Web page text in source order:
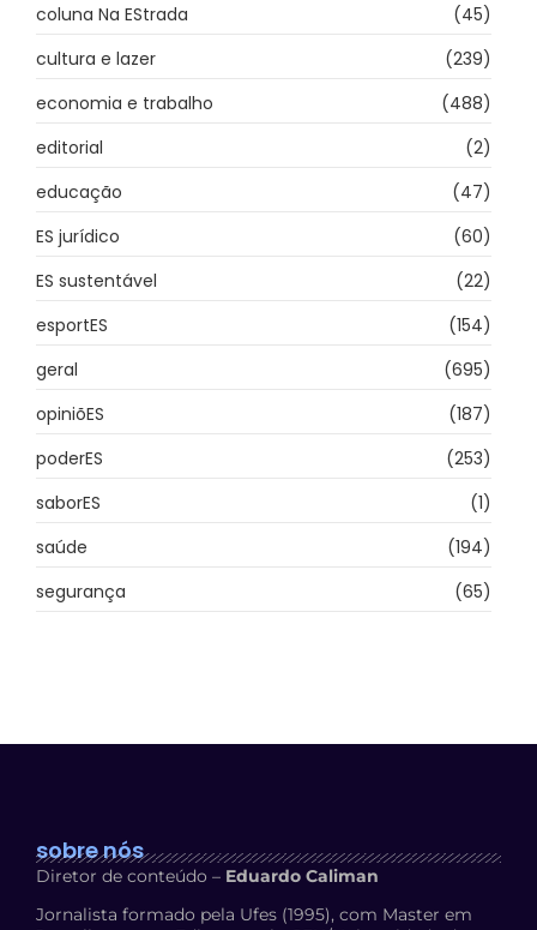
coluna Na EStrada
(45)
cultura e lazer
(239)
economia e trabalho
(488)
editorial
(2)
educação
(47)
ES jurídico
(60)
ES sustentável
(22)
esportES
(154)
geral
(695)
opiniõES
(187)
poderES
(253)
saborES
(1)
saúde
(194)
segurança
(65)
sobre nós
Diretor de conteúdo – Eduardo Caliman
Jornalista formado pela Ufes (1995), com Master em